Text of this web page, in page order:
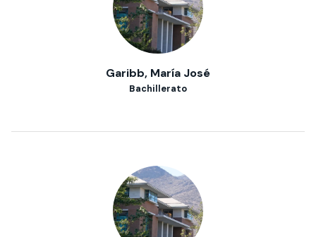
Garibb, María José
Bachillerato